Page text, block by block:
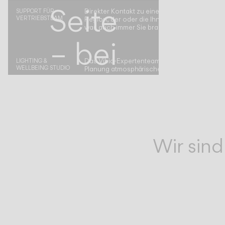
Seite
– bei
jedem
SUPPORT FÜR
VERTRIEBSTEAM
Direkter Kontakt zu einem Vibia-Vertreter in
Region, der oder die Ihnen bei allem
was auch immer Sie brauchen.
LIGHTING &
WELLBEING STUDIO
Das Vibia-Expertenteam begleitet Sie bei der
Planung atmosphärischer Raumkonzepte.
Wir